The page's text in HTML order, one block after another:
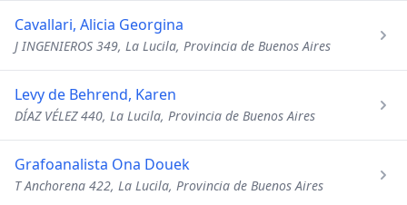
Cavallari, Alicia Georgina
J INGENIEROS 349, La Lucila, Provincia de Buenos Aires
Levy de Behrend, Karen
DÍAZ VÉLEZ 440, La Lucila, Provincia de Buenos Aires
Grafoanalista Ona Douek
T Anchorena 422, La Lucila, Provincia de Buenos Aires